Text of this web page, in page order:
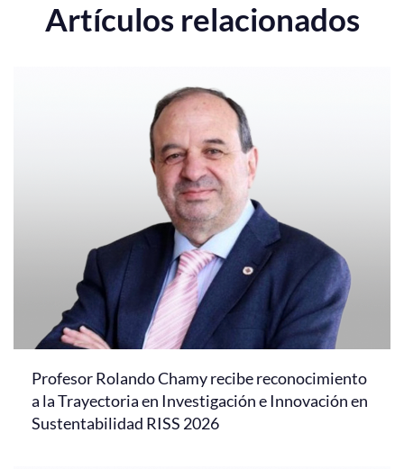
Artículos relacionados
Profesor Rolando Chamy recibe reconocimiento
a la Trayectoria en Investigación e Innovación en
Sustentabilidad RISS 2026